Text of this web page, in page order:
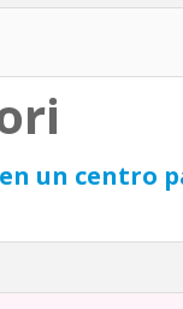
un centro